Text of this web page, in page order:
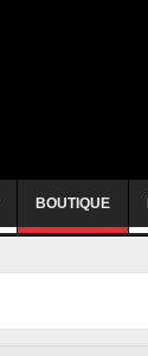
BOUTIQUE